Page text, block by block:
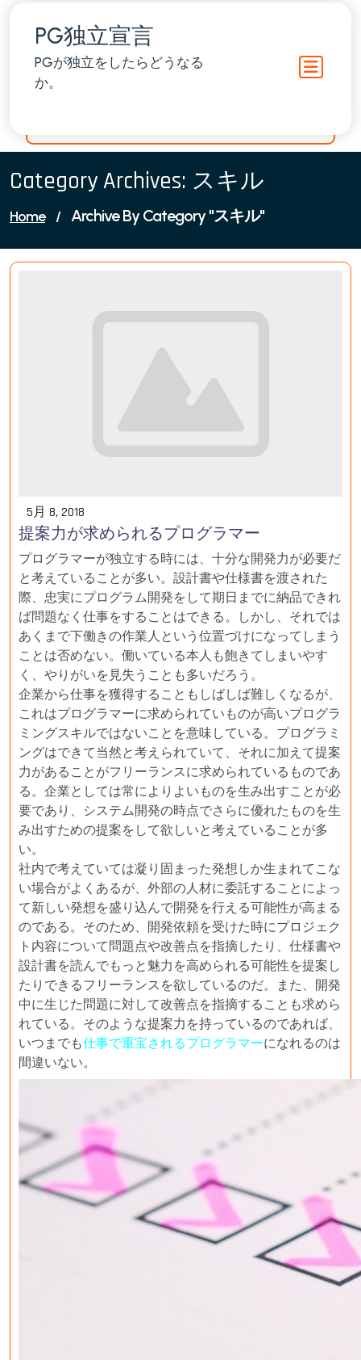
contentPG独立宣言
PGが独立をしたらどうなる
か。
Category Archives: スキル
Home / Archive By Category "スキル"
5月 8, 2018
提案力が求められるプログラマー
プログラマーが独立する時には、十分な開発力が必要だ
と考えていることが多い。設計書や仕様書を渡された
際、忠実にプログラム開発をして期日までに納品できれ
ば問題なく仕事をすることはできる。しかし、それでは
あくまで下働きの作業人という位置づけになってしまう
ことは否めない。働いている本人も飽きてしまいやす
く、やりがいを見失うことも多いだろう。
企業から仕事を獲得することもしばしば難しくなるが、
これはプログラマーに求められていものが高いプログラ
ミングスキルではないことを意味している。プログラミ
ングはできて当然と考えられていて、それに加えて提案
力があることがフリーランスに求められているものであ
る。企業としては常によりよいものを生み出すことが必
要であり、システム開発の時点でさらに優れたものを生
み出すための提案をして欲しいと考えていることが多
い。
社内で考えていては凝り固まった発想しか生まれてこな
い場合がよくあるが、外部の人材に委託することによっ
て新しい発想を盛り込んで開発を行える可能性が高まる
のである。そのため、開発依頼を受けた時にプロジェク
ト内容について問題点や改善点を指摘したり、仕様書や
設計書を読んでもっと魅力を高められる可能性を提案し
たりできるフリーランスを欲しているのだ。また、開発
中に生じた問題に対して改善点を指摘することも求めら
れている。そのような提案力を持っているのであれば、
いつまでも仕事で重宝されるプログラマーになれるのは
間違いない。